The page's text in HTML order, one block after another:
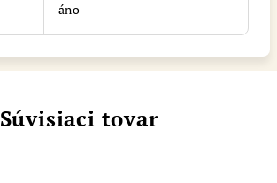
áno
Súvisiaci tovar